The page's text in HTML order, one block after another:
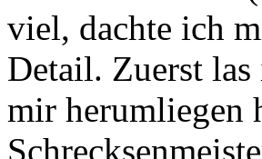
viel, dachte ich
Detail. Zuerst
mir herumliegen